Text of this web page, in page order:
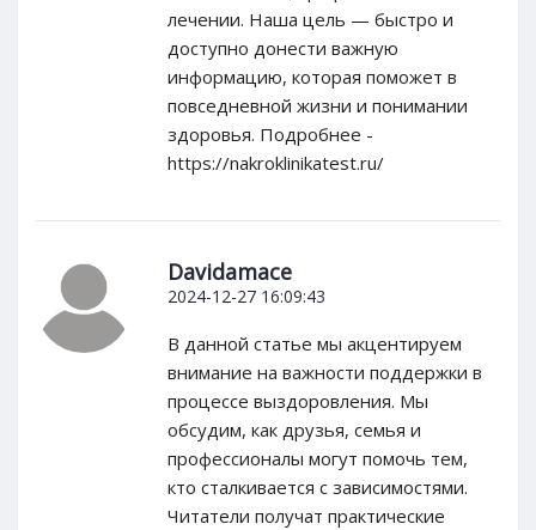
лечении. Наша цель — быстро и
доступно донести важную
информацию, которая поможет в
повседневной жизни и понимании
здоровья. Подробнее -
https://nakroklinikatest.ru/
Davidamace
2024-12-27 16:09:43
В данной статье мы акцентируем
внимание на важности поддержки в
процессе выздоровления. Мы
обсудим, как друзья, семья и
профессионалы могут помочь тем,
кто сталкивается с зависимостями.
Читатели получат практические